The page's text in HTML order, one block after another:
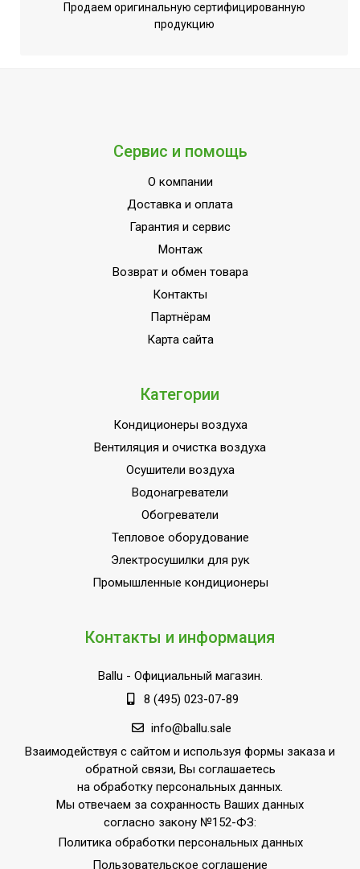
Продаем оригинальную сертифицированную
продукцию
Сервис и помощь
О компании
Доставка и оплата
Гарантия и сервис
Монтаж
Возврат и обмен товара
Контакты
Партнёрам
Карта сайта
Категории
Кондиционеры воздуха
Вентиляция и очистка воздуха
Осушители воздуха
Водонагреватели
Обогреватели
Тепловое оборудование
Электросушилки для рук
Промышленные кондиционеры
Контакты и информация
Ballu - Официальный магазин.
8 (495) 023-07-89
info@ballu.sale
Взаимодействуя с сайтом и используя формы заказа и
обратной связи, Вы соглашаетесь
на обработку персональных данных.
Мы отвечаем за сохранность Ваших данных
согласно закону №152-ФЗ:
Политика обработки персональных данных
Пользовательское соглашение